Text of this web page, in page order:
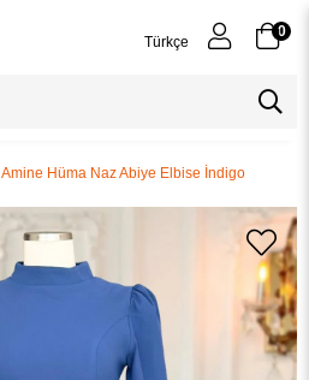
Türkçe
0
Amine Hüma Naz Abiye Elbise İndigo